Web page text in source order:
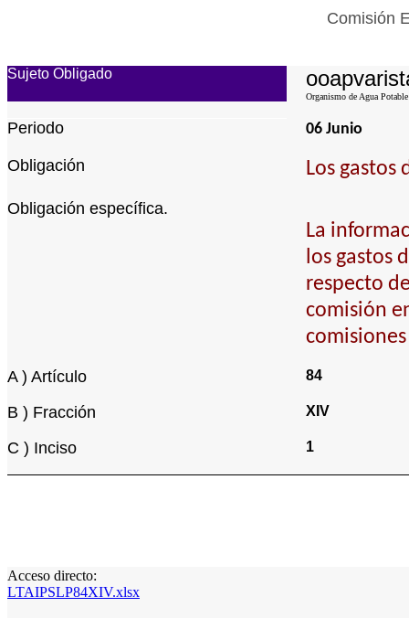
Comisión
Sujeto Obligado
Organismo de Agua
Periodo 06 Junio
Obligación Los
Obligación específica.
La
los gastos
respecto
comisión
A ) Artículo 84
B ) Fracción XIV
C ) Inciso 1
Acceso directo:
LTAIPSLP84XIV.xlsx